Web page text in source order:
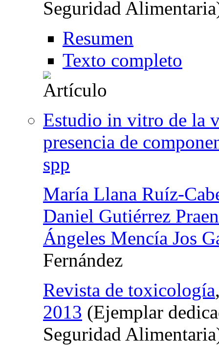
Seguridad
Resumen
Texto completo
Estudio in vitro de la
presencia de
spp
María Llana Ruíz-
Daniel Gutiérrez
Ángeles Mencía Jos
Fernández
Revista de toxicología
2013 (Ejemplar
Seguridad